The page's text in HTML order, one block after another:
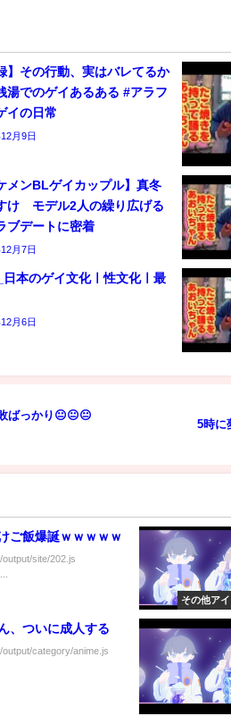
】その行動、実はバレてるか
湯でのゲイあるある #アラフ
イの日常
月9日
メンBLゲイカップル】真冬
け モデル2人の繰り広げる
ブデートに密着
月7日
日本のゲイ文化ㅣ性文化ㅣ最
月6日
ばっかり😐😐😐
5時に
ご飯爆誕ｗｗｗｗｗ
site/202.js
その他ア
、ついに成人する
category/anime.js